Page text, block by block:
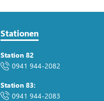
Stationen
Station 82
0941 944-2082
Station 83:
0941 944-2083